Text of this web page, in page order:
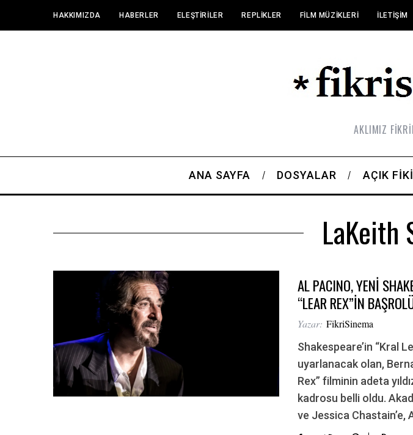
HAKKIMIZDA HABERLER ELEŞTIRILER REPLIKLER FILM MÜZIKLERI İLETIŞIM
AKLIMIZ
ANA SAYFA DOSYALAR AÇIK
LaKeith
AL PACINO, YENİ
“LEAR REX”İN
Yazar: FikriSinema
Shakespeare’in “Kral
uyarlanacak olan,
Rex” filminin adeta
kadrosu belli oldu.
ve Jessica Chastain’e,